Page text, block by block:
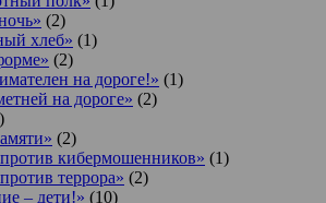
(2)
хлеб» (1)
(2)
на дороге!» (1)
на дороге» (2)
(2)
кибермошенников» (1)
террора» (2)
– дети!» (10)